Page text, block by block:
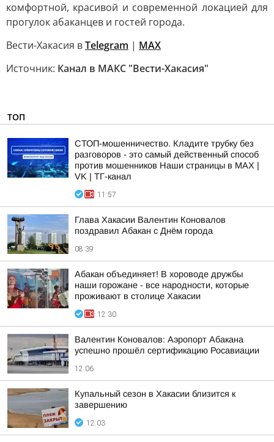
комфортной, красивой и современной локацией для
прогулок абаканцев и гостей города.
Вести-Хакасия вTelegram | MAX
Источник: Канал в МАКС "Вести-Хакасия"
ТОП
СТОП-мошенничество. Кладите трубку без
разговоров - это самый действенный способ
против мошенников Наши страницы в MAX |
VK | ТГ-канал
11:57
Глава Хакасии Валентин Коновалов
поздравил Абакан с Днём города
08:39
Абакан объединяет! В хороводе дружбы
наши горожане - все народности, которые
проживают в столице Хакасии
12:30
Валентин Коновалов: Аэропорт Абакана
успешно прошёл сертификацию Росавиации
12:06
Купальный сезон в Хакасии близится к
завершению
12:03